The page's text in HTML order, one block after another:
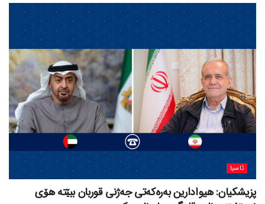
ئاسیا
پزیشکیان: هیوادارین بەرەکەتی جەژنی قوربان ببێتە هۆی